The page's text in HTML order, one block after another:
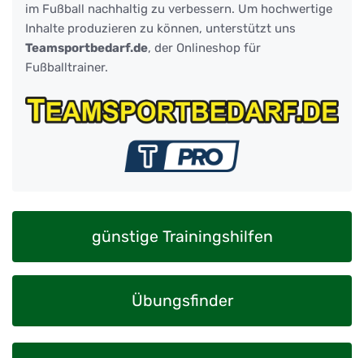
im Fußball nachhaltig zu verbessern. Um hochwertige
Inhalte produzieren zu können, unterstützt uns
Teamsportbedarf.de, der Onlineshop für
Fußballtrainer.
günstige Trainingshilfen
Übungsfinder